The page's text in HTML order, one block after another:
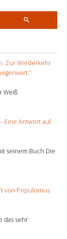
Zur Wiederkehr
Weiß
Eine Antwort auf
seinem Buch Die
von Populismus
das sehr